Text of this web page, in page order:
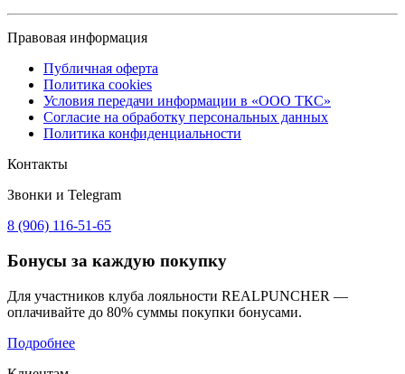
Правовая информация
Публичная оферта
Политика cookies
Условия передачи информации в «ООО ТКС»
Согласие на обработку персональных данных
Политика конфиденциальности
Контакты
Звонки и Telegram
8 (906) 116-51-65
Бонусы за каждую покупку
Для участников клуба лояльности REALPUNCHER —
оплачивайте до 80% суммы покупки бонусами.
Подробнее